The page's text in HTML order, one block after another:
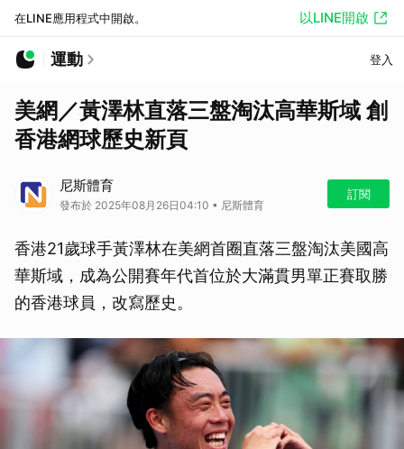
在LINE應用程式中開啟。 以LINE開啟
運動 登入
美網／黃澤林直落三盤淘汰高華斯域 創
香港網球歷史新頁
尼斯體育
發布於 2025年08月26日04:10 • 尼斯體育
訂閱
香港21歲球手黃澤林在美網首圈直落三盤淘汰美國高
華斯域，成為公開賽年代首位於大滿貫男單正賽取勝
的香港球員，改寫歷史。